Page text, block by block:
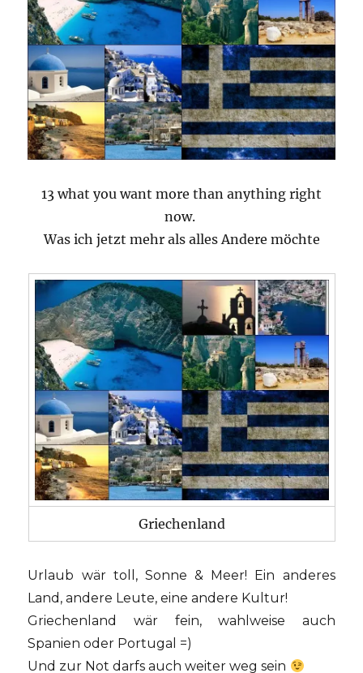
13 what you want more than anything right
now.
Was ich jetzt mehr als alles Andere möchte
Griechenland
Urlaub wär toll, Sonne & Meer! Ein anderes
Land, andere Leute, eine andere Kultur!
Griechenland wär fein, wahlweise auch
Spanien oder Portugal =)
Und zur Not darfs auch weiter weg sein